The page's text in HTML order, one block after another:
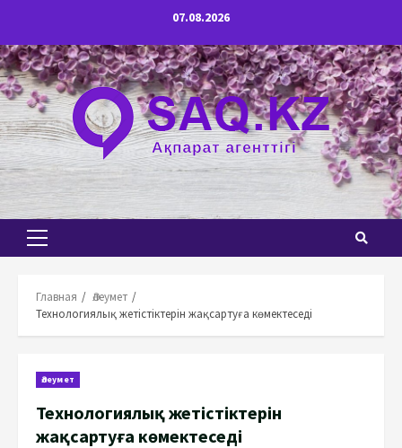
содержимому
07.08.2026
Основное
Главная
Әлеумет
Технологиялық жетістіктерін жақсартуға көмектеседі
Әлеумет
Технологиялық жетістіктерін
жақсартуға көмектеседі